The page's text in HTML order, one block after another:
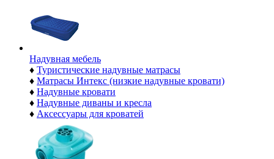
Надувная мебель
♦ Туристические надувные матрасы
♦ Матрасы Интекс (низкие надувные кровати)
♦ Надувные кровати
♦ Надувные диваны и кресла
♦ Аксессуары для кроватей